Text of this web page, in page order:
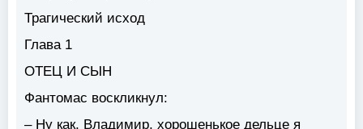
Трагический исход
Глава 1
ОТЕЦ И СЫН
Фантомас воскликнул:
– Ну как, Владимир, хорошенькое дельце я